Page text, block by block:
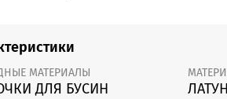
МАТЕРИАЛЫ
ДЛЯ БУСИН